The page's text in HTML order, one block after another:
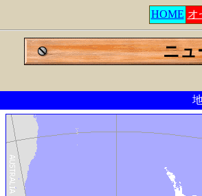
HOME オ
ニュ